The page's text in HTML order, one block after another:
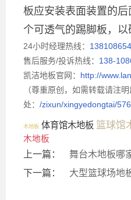
板应安装表面装置的
个可透气的踢脚板，以
24小时经理热线：
售后服务/投诉热线： 138-
凯洁地板官网： http://
（尊重原创，如需转载请注明
处： /zixun/xingyedongtai/
木地板 体育馆木地板 篮球馆
木地板
上一篇：
舞台木地板哪
下一篇：
大型篮球场地